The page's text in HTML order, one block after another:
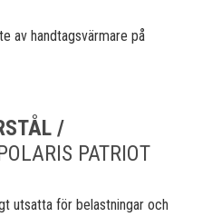
av handtagsvärmare på
/
PATRIOT
utsatta för belastningar och